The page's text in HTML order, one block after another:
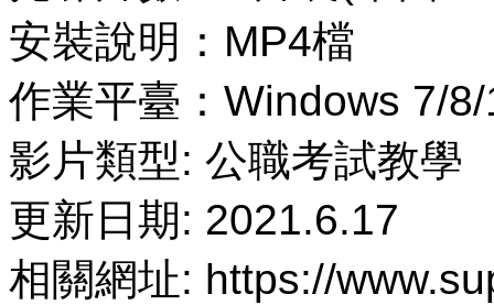
安裝說明：MP4檔
作業平臺：Windows 7/
影片類型: 公職考試教學
更新日期: 2021.6.17
相關網址: https://